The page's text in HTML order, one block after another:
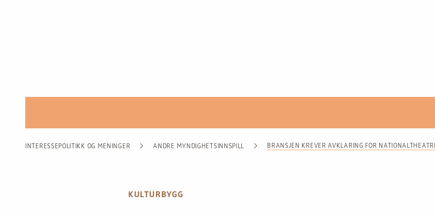
INTERESSEPOLITIKK OG MENINGER ANDRE MYNDIGHETSINNSPILL BRANSJEN KREVER AVKLARING FOR
KULTURBYGG